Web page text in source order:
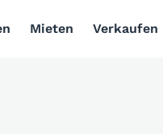
Mieten Verkaufen